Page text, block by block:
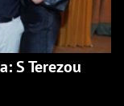
S Terezou